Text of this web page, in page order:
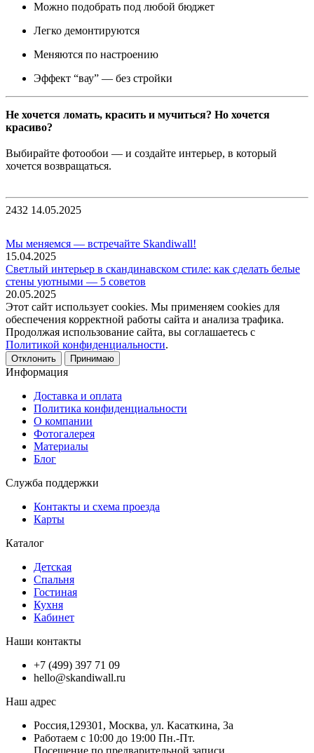
Можно подобрать под любой бюджет
Легко демонтируются
Меняются по настроению
Эффект “вау” — без стройки
Не хочется ломать, красить и мучиться? Но хочется
красиво?
Выбирайте фотообои — и создайте интерьер, в который
хочется возвращаться.
2432 14.05.2025
Мы меняемся — встречайте Skandiwall!
15.04.2025
Светлый интерьер в скандинавском стиле: как сделать белые
стены уютными — 5 советов
20.05.2025
Этот сайт использует cookies. Мы применяем cookies для
обеспечения корректной работы сайта и анализа трафика.
Продолжая использование сайта, вы соглашаетесь с
Политикой конфиденциальности.
Отклонить Принимаю
Информация
Доставка и оплата
Политика конфиденциальности
О компании
Фотогалерея
Материалы
Блог
Служба поддержки
Контакты и схема проезда
Карты
Каталог
Детская
Спальня
Гостиная
Кухня
Кабинет
Наши контакты
+7 (499) 397 71 09
hello@skandiwall.ru
Наш адрес
Россия,129301, Москва, ул. Касаткина, 3а
Работаем с 10:00 до 19:00 Пн.-Пт.